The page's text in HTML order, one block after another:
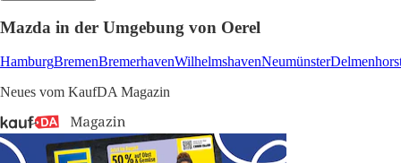
Mazda in der Umgebung von Oerel
HamburgBremenBremerhavenWilhelmshavenNeumünster
Neues vom KaufDA Magazin